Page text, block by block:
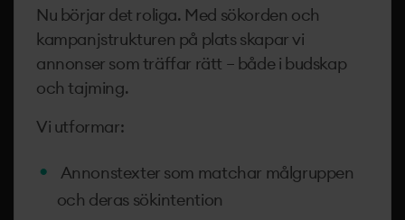
Nu börjar det roliga. Med sökorden och
kampanjstrukturen på plats skapar vi
annonser som träffar rätt – både i budskap
och tajming.
Vi utformar:
Annonstexter som matchar målgruppen
och deras sökintention